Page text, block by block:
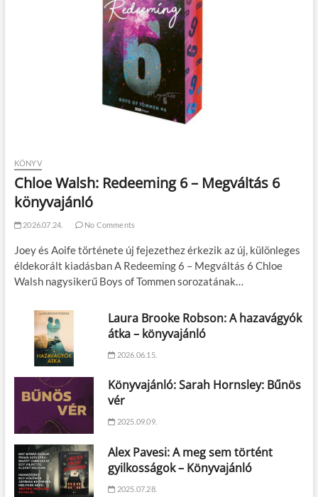
KÖNYV
Chloe Walsh: Redeeming 6 – Megváltás 6
könyvajánló
2026.07.24. No Comments
Joey és Aoife története új fejezethez érkezik az új, különleges
éldekorált kiadásban A Redeeming 6 – Megváltás 6 Chloe
Walsh nagysikerű Boys of Tommen sorozatának…
Laura Brooke Robson: A hazavágyók
átka – könyvajánló
2026.06.15.
Könyvajánló: Sarah Hornsley: Bűnös
vér
2025.09.09.
Alex Pavesi: A meg sem történt
gyilkosságok – Könyvajánló
2025.07.28.